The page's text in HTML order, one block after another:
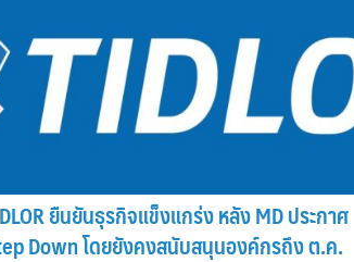
ยืนยันธุรกิจแข็งแกร่ง หลัง MD ประกาศ
Down โดยยังคงสนับสนุนองค์กรถึง ต.ค.